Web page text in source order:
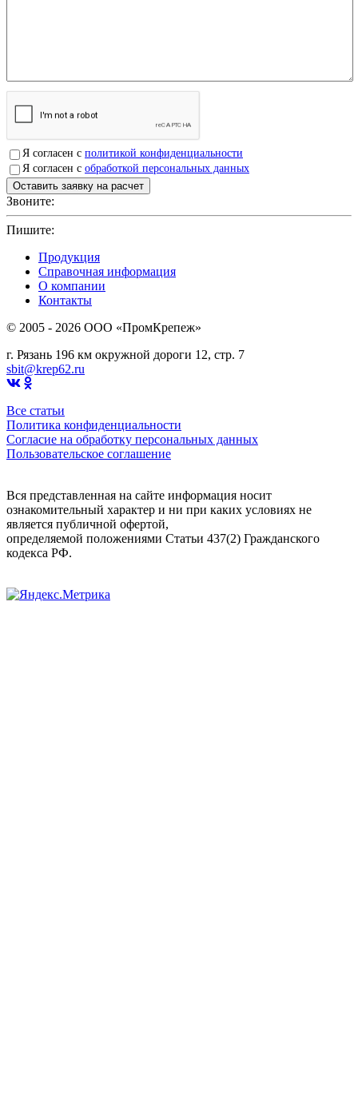
Я согласен с политикой конфиденциальности
Я согласен с обработкой персональных данных
Звоните:
Пишите:
Продукция
Справочная информация
О компании
Контакты
© 2005 - 2026 OOO «ПромКрепеж»
г. Рязань 196 км окружной дороги 12, стр. 7
sbit@krep62.ru
Все статьи
Политика конфиденциальности
Согласие на обработку персональных данных
Пользовательское соглашение
Вся представленная на сайте информация носит
ознакомительный характер и ни при каких условиях не
является публичной офертой,
определяемой положениями Статьи 437(2) Гражданского
кодекса РФ.